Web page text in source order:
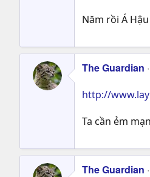
Năm rồi Á
The Guardian
http://
Ta cần ẻm
The Guardian